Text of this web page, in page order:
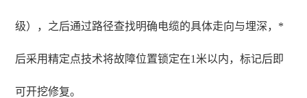
级），之后通过路径查找明确电缆的具体走向与埋深，*
后采用精定点技术将故障位置锁定在1米以内，标记后即
可开挖修复。